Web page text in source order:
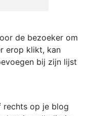
de bezoeker om
erop klikt, kan
bij zijn lijst
rechts op je blog